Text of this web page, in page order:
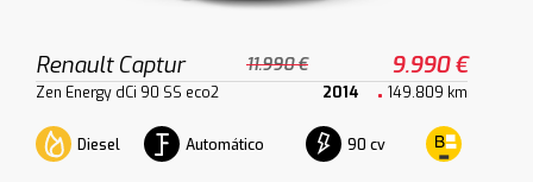
Renault Captur 11.990 € 9.990 €
Zen Energy dCi 90 SS eco2 2014 149.809 km
Diesel Automático 90 cv